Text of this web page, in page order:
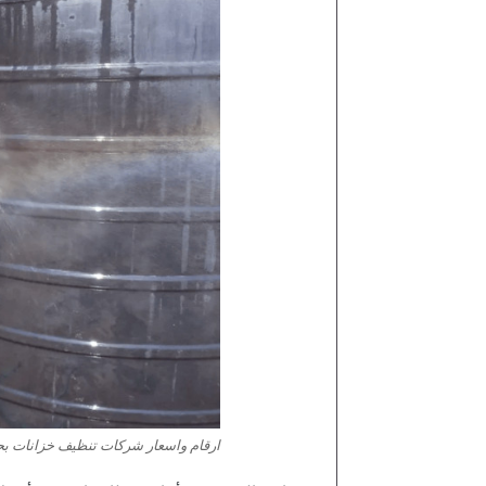
ارقام واسعار شركات تنظيف خزانات